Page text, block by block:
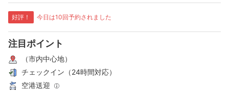
好評！ 今日は10回予約されました
注目ポイント
（市内中心地）
チェックイン（24時間対応）
空港送迎